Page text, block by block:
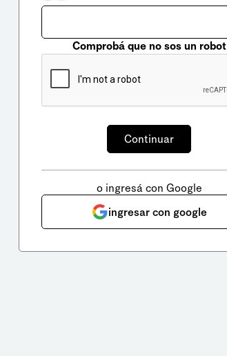
Comprobá que no sos un robot
o ingresá con Google
ingresar con google